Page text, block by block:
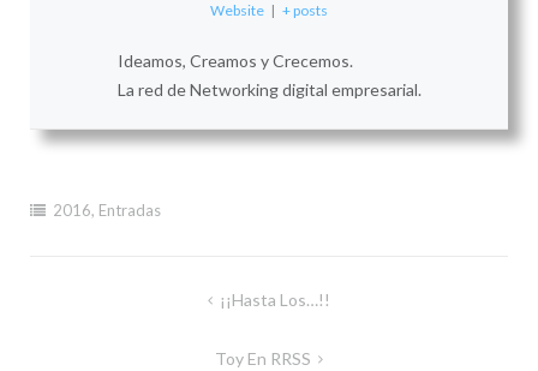
Website | + posts
Ideamos, Creamos y Crecemos.
La red de Networking digital empresarial.
2016, Entradas
¡¡Hasta Los…!!
Toy En RRSS